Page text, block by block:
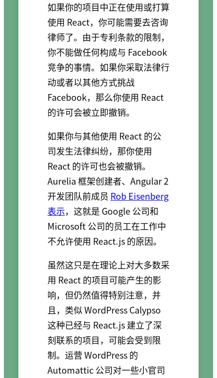
如果你的项目中正在使用或打算
使用 React，你可能需要去咨询
律师了。由于专利条款的限制，
你不能做任何构成与 Facebook
竞争的事情。如果你采取法律行
动或者以其他方式挑战
Facebook，那么你使用 React
的许可会被立即撤销。
如果你与其他使用 React 的公
司发生法律纠纷，那你使用
React 的许可也会被撤销。
Aurelia 框架创建者、Angular 2
开发团队前成员 Rob Eisenberg
表示，这就是 Google 公司和
Microsoft 公司的员工在工作中
不允许使用 React.js 的原因。
虽然这只是在理论上对大多数采
用 React 的项目可能产生的影
响，但仍然值得特别注意，并
且，类似 WordPress Calypso
这种已经与 React.js 建立了深
刻联系的项目，可能会受到限
制。运营 WordPress 的
Automattic 公司对一些小官司